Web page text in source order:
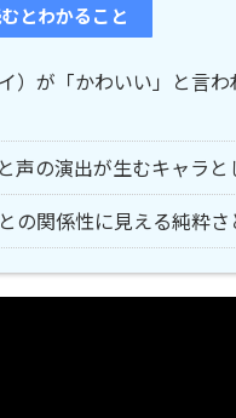
とわかること
）が「かわいい」と言わ
声の演出が生むキャラと
の関係性に見える純粋さ